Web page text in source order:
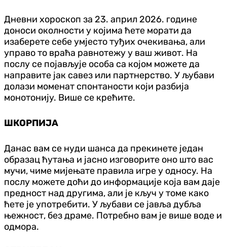
Дневни хороскоп за 23. април 2026. године
доноси околности у којима ћете морати да
изаберете себе умјесто туђих очекивања, али
управо то враћа равнотежу у ваш живот. На
послу се појављује особа са којом можете да
направите јак савез или партнерство. У љубави
долази моменат спонтаности који разбија
монотонију. Више се крећите.
ШКОРПИЈА
Данас вам се нуди шанса да прекинете један
образац ћутања и јасно изговорите оно што вас
мучи, чиме мијењате правила игре у односу. На
послу можете доћи до информације која вам даје
предност над другима, али је кључ у томе како
ћете је употребити. У љубави се јавља дубља
њежност, без драме. Потребно вам је више воде и
одмора.